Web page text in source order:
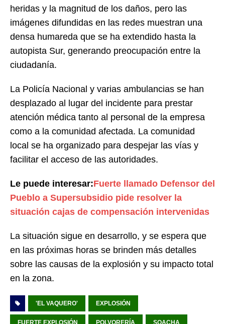
heridas y la magnitud de los daños, pero las
imágenes difundidas en las redes muestran una
densa humareda que se ha extendido hasta la
autopista Sur, generando preocupación entre la
ciudadanía.
La Policía Nacional y varias ambulancias se han
desplazado al lugar del incidente para prestar
atención médica tanto al personal de la empresa
como a la comunidad afectada. La comunidad
local se ha organizado para despejar las vías y
facilitar el acceso de las autoridades.
Le puede interesar:Fuerte llamado Defensor del
Pueblo a Supersubsidio pide resolver la
situación cajas de compensación intervenidas
La situación sigue en desarrollo, y se espera que
en las próximas horas se brinden más detalles
sobre las causas de la explosión y su impacto total
en la zona.
'EL VAQUERO' EXPLOSIÓN
FUERTE EXPLOSIÓN POLVORERÍA SOACHA